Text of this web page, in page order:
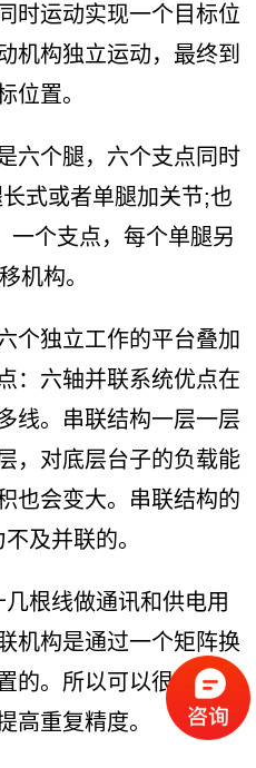
时运动实现一个目标位
机构独立运动，最终到
位置。
个腿，六个支点同时
式或者单腿加关节;也
一个支点，每个单腿另
机构。
独立工作的平台叠加
：六轴并联系统优点在
线。串联结构一层一层
，对底层台子的负载能
也会变大。串联结构的
及并联的。
根线做通讯和供电用
机构是通过一个矩阵换
的。所以可以很好的避
高重复精度。